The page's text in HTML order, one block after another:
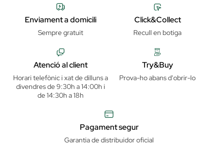
Enviament a domicili
Sempre gratuit
Click&Collect
Recull en botiga
Atenció al client
Horari telefònic i xat de dilluns a
divendres de 9:30h a 14:00h i
de 14:30h a 18h
Try&Buy
Prova-ho abans d'obrir-lo
Pagament segur
Garantia de distribuidor oficial